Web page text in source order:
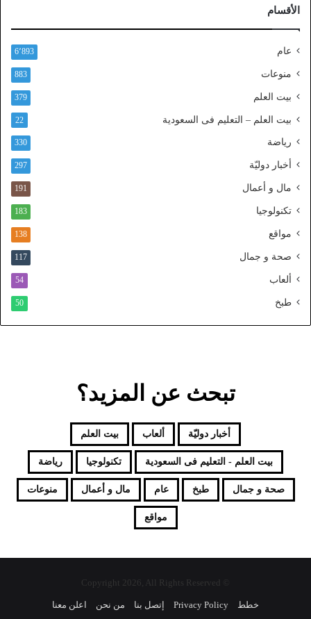
ا
ل
ف
ا
ا
ل
ط
ا
م
و
د
الأقسام
عام 6٬893
منوعات 883
بيت العلم 379
بيت العلم – التعليم فى السعودية 22
رياضة 330
أخبار دوليّة 297
مال و أعمال 191
تكنولوجيا 183
مواقع 138
صحة و جمال 117
ألعاب 54
طبخ 50
تبحث عن المزيد؟
أخبار دوليّة ألعاب بيت العلم
بيت العلم - التعليم فى السعودية تكنولوجيا رياضة
صحة و جمال طبخ عام مال و أعمال منوعات
مواقع
خطط Privacy Policy إتصل بنا من نحن اعلن معنا